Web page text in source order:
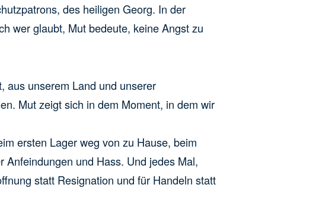
des heiligen Georg. In der
wer glaubt, Mut bedeute, keine Angst zu
aus unserem Land und unserer
Mut zeigt sich in dem Moment, in dem wir
ersten Lager weg von zu Hause, beim
Anfeindungen und Hass. Und jedes Mal,
statt Resignation und für Handeln statt